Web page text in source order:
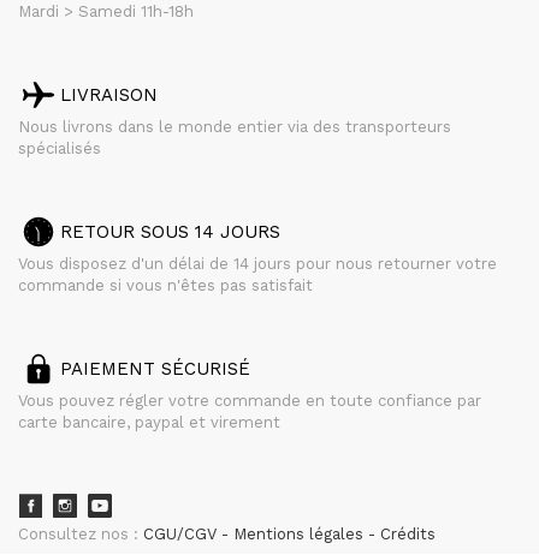
Mardi > Samedi 11h-18h
LIVRAISON
Nous livrons dans le monde entier via des transporteurs
spécialisés
RETOUR SOUS 14 JOURS
Vous disposez d'un délai de 14 jours pour nous retourner votre
commande si vous n'êtes pas satisfait
PAIEMENT SÉCURISÉ
Vous pouvez régler votre commande en toute confiance par
carte bancaire, paypal et virement
Consultez nos : CGU/CGV Mentions légales Crédits